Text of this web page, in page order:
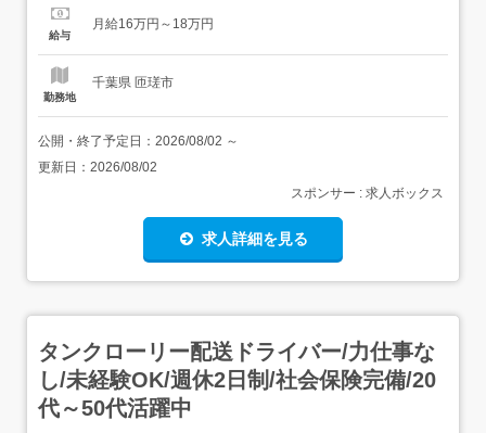
17:00(休憩60分) 勤務形態残業ほぼなし、日勤のみ可 休
給与
月給16万円～18万円
勤務地
千葉県 匝瑳市
公開・終了予定日： 2026/08/02 ～
更新日： 2026/08/02
スポンサー : 求人ボックス
求人詳細を見る
タンクローリー配送ドライバー/力仕事な
し/未経験OK/週休2日制/社会保険完備/20
代～50代活躍中